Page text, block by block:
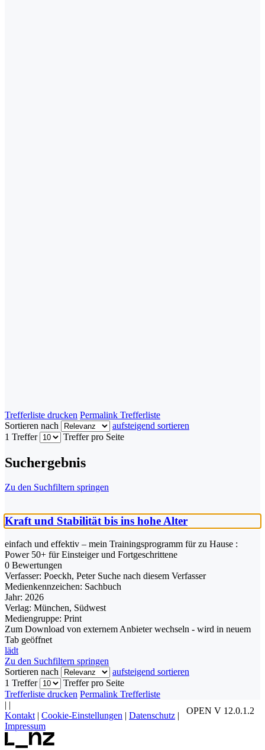
Trefferliste drucken Permalink Trefferliste
Sortieren nach
aufsteigend sortieren
1 Treffer
Treffer pro Seite
Suchergebnis
Zu den Suchfiltern springen
Kraft und Stabilität bis ins hohe Alter
einfach und effektiv – mein Trainingsprogramm für zu Hause :
Power 50+ für Einsteiger und Fortgeschrittene
0 Bewertungen
Verfasser: Poeckh, Peter Suche nach diesem Verfasser
Medienkennzeichen: Sachbuch
Jahr: 2026
Verlag: München, Südwest
Mediengruppe: Print
Zum Download von externem Anbieter wechseln - wird in neuem
Tab geöffnet
lädt
Zu den Suchfiltern springen
Sortieren nach
aufsteigend sortieren
1 Treffer
Treffer pro Seite
Trefferliste drucken Permalink Trefferliste
OPEN V 12.0.1.2
| |
Kontakt | Cookie-Einstellungen | Datenschutz |
Impressum